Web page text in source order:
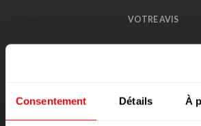
Consentement Détails À
VOTRE AVIS
RÈGLEMENTS DE JEUX